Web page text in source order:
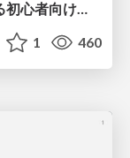
Amazon Q Developerと一緒に始める初心者向けコストアセスメント術
1 460